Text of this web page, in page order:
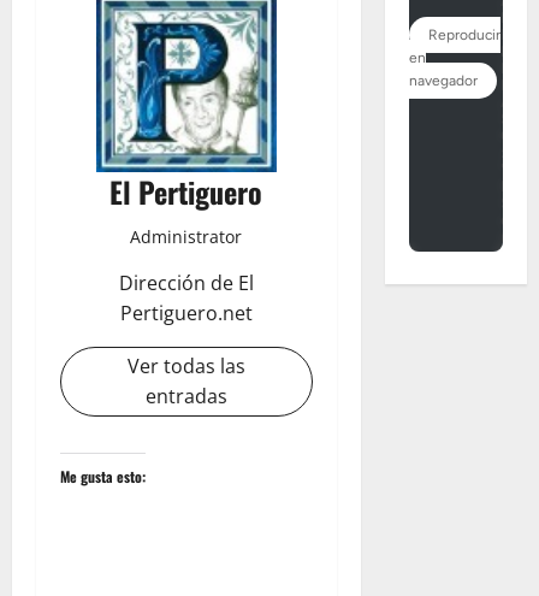
El Pertiguero
Administrator
Dirección de El
Pertiguero.net
Ver todas las
entradas
Me gusta esto: